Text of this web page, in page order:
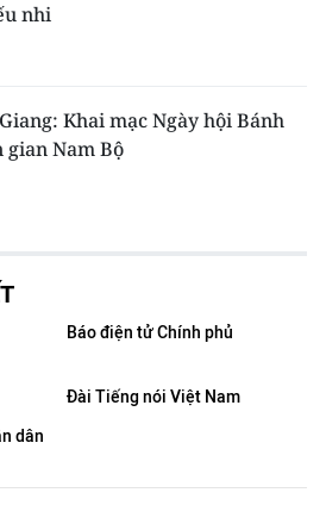
nhi
Khai mạc Ngày hội Bánh
gian Nam Bộ
Báo điện tử Chính phủ
Đài Tiếng nói Việt Nam
dân